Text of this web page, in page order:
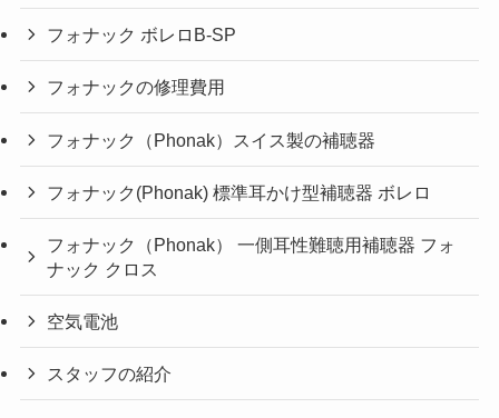
フォナック ボレロB-SP
フォナックの修理費用
フォナック（Phonak）スイス製の補聴器
フォナック(Phonak) 標準耳かけ型補聴器 ボレロ
フォナック（Phonak） 一側耳性難聴用補聴器 フォ
ナック クロス
空気電池
スタッフの紹介